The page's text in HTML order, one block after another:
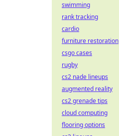
swimming
rank tracking
cardio
furniture restoration
csgo cases
rugby
cs2 nade lineups
augmented reality
cs2 grenade tips
cloud computing
flooring options